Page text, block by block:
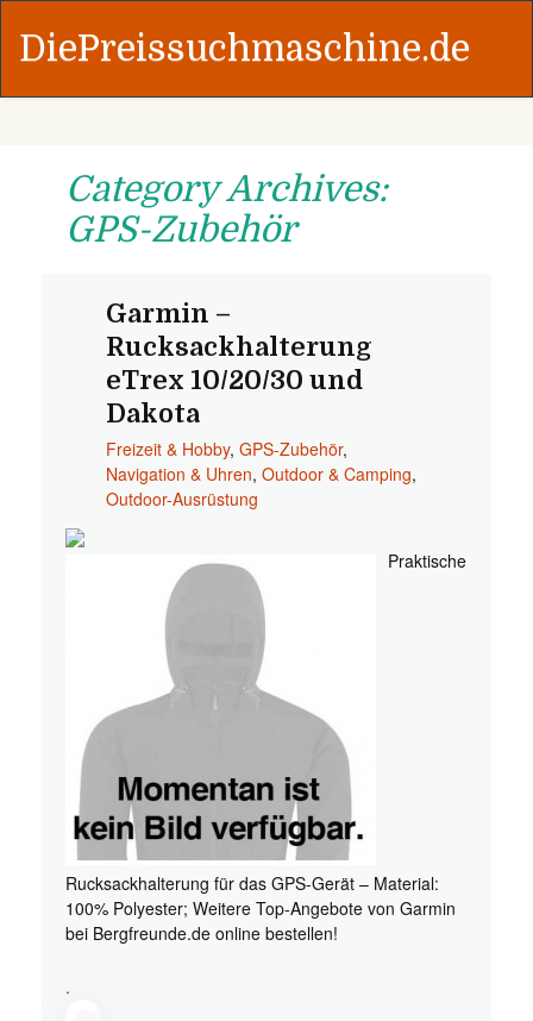
DiePreissuchmaschine.de
Category Archives:
GPS-Zubehör
Garmin –
Rucksackhalterung
eTrex 10/20/30 und
Dakota
Freizeit & Hobby, GPS-Zubehör,
Navigation & Uhren, Outdoor & Camping,
Outdoor-Ausrüstung
Praktische
Rucksackhalterung für das GPS-Gerät – Material:
100% Polyester; Weitere Top-Angebote von Garmin
bei Bergfreunde.de online bestellen!
.